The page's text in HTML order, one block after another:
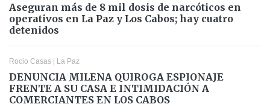
Aseguran más de 8 mil dosis de narcóticos en
operativos en La Paz y Los Cabos; hay cuatro
detenidos
Rocio Casas | La Paz
DENUNCIA MILENA QUIROGA ESPIONAJE
FRENTE A SU CASA E INTIMIDACIÓN A
COMERCIANTES EN LOS CABOS